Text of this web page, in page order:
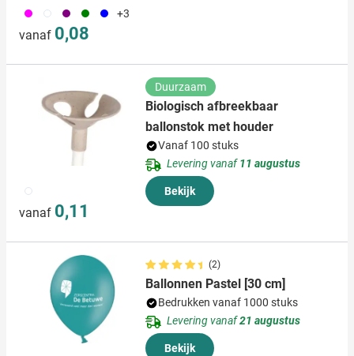
046 970 024 004 005 +3
vanaf 0,08
002
vanaf 0,11
Duurzaam
Biologisch afbreekbaar
ballonstok met houder
Vanaf 100 stuks
Levering vanaf11 augustus
Bekijk
(2)
Ballonnen Pastel [30 cm]
Bedrukken vanaf 1000 stuks
Levering vanaf21 augustus
Bekijk